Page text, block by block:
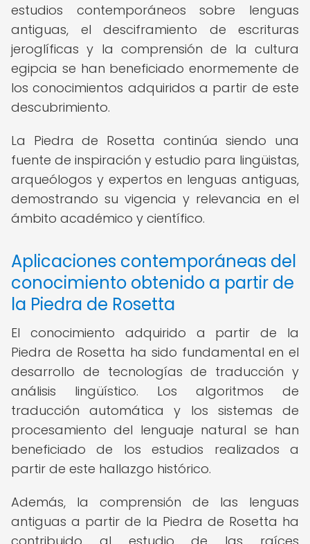
estudios contemporáneos sobre lenguas
antiguas, el desciframiento de escrituras
jeroglíficas y la comprensión de la cultura
egipcia se han beneficiado enormemente de
los conocimientos adquiridos a partir de este
descubrimiento.
La Piedra de Rosetta continúa siendo una
fuente de inspiración y estudio para lingüistas,
arqueólogos y expertos en lenguas antiguas,
demostrando su vigencia y relevancia en el
ámbito académico y científico.
Aplicaciones contemporáneas del
conocimiento obtenido a partir de
la Piedra de Rosetta
El conocimiento adquirido a partir de la
Piedra de Rosetta ha sido fundamental en el
desarrollo de tecnologías de traducción y
análisis lingüístico. Los algoritmos de
traducción automática y los sistemas de
procesamiento del lenguaje natural se han
beneficiado de los estudios realizados a
partir de este hallazgo histórico.
Además, la comprensión de las lenguas
antiguas a partir de la Piedra de Rosetta ha